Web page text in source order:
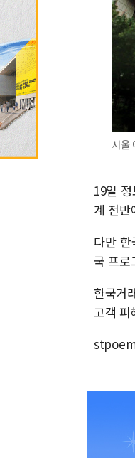
서울
19일
계 전반
다만
국 프로
한국거
고객 피